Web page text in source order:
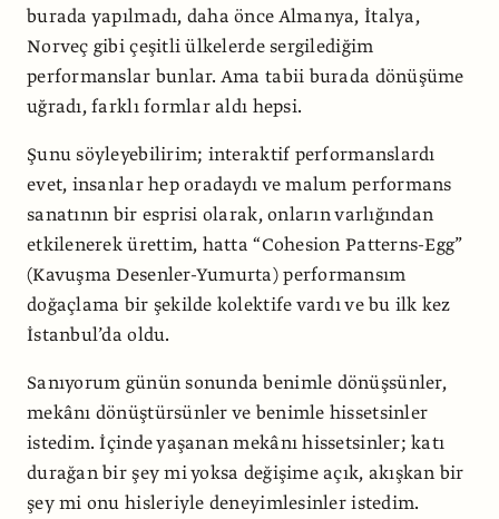
burada yapılmadı, daha önce Almanya, İtalya,
Norveç gibi çeşitli ülkelerde sergilediğim
performanslar bunlar. Ama tabii burada dönüşüme
uğradı, farklı formlar aldı hepsi.
Şunu söyleyebilirim; interaktif performanslardı
evet, insanlar hep oradaydı ve malum performans
sanatının bir esprisi olarak, onların varlığından
etkilenerek ürettim, hatta “Cohesion Patterns-Egg”
(Kavuşma Desenler-Yumurta) performansım
doğaçlama bir şekilde kolektife vardı ve bu ilk kez
İstanbul’da oldu.
Sanıyorum günün sonunda benimle dönüşsünler,
mekânı dönüştürsünler ve benimle hissetsinler
istedim. İçinde yaşanan mekânı hissetsinler; katı
durağan bir şey mi yoksa değişime açık, akışkan bir
şey mi onu hisleriyle deneyimlesinler istedim.